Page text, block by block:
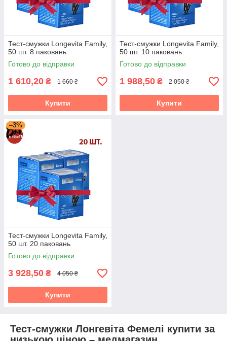
Тест-смужки Longevita Family,
50 шт. 8 паковань
Готово до відправки
1 610,20 ₴ 1 660 ₴
Купити
Тест-смужки Longevita Family,
50 шт. 10 паковань
Готово до відправки
1 988,50 ₴ 2 050 ₴
Купити
–3%
Тест-смужки Longevita Family,
50 шт. 20 паковань
Готово до відправки
3 928,50 ₴ 4 050 ₴
Купити
Тест-смужки Лонгевіта Фемелі купити за